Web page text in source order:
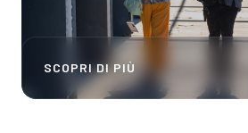
SCOPRI DI PIÙ